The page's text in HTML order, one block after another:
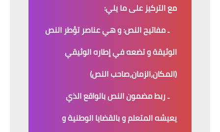
مع التركيز على ما يلي:
ـ مفاتيح النص: و هي عناصر تؤطر النص
الوثيقة و تضعه في إطاره الوثيقي
(المكان،الزمان،صاحب النص)
ـ ربط مضمون النص بالواقع الذي
يعيشه المتعلم و بالقضايا الوطنية و